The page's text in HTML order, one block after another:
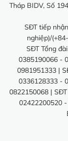
Tháp BIDV, Số
SĐT tiếp
nghiệp)/
SĐT Tổng
0385190066 -
0981951333 |
0336128333 -
0822150068 |
02422200520